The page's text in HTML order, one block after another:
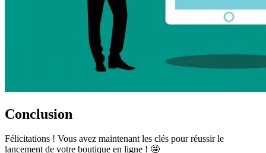
Conclusion
Félicitations ! Vous avez maintenant les clés pour réussir le
lancement de votre boutique en ligne ! 🤩